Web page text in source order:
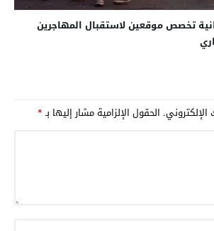
تخصص موقعين لاستقبال المهاجرين
الحقول الإلزامية مشار إليها بـ*